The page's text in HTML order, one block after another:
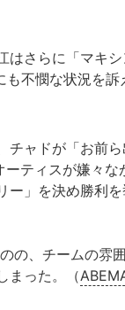
はさらに「マキシ
不憫な状況を訴
チャドが「お前ら
ーティスが嫌々な
ー」を決め勝利を
の、チームの雰囲
まった。（